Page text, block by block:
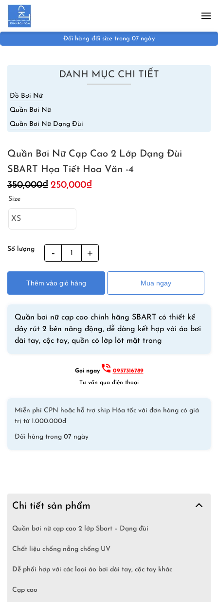
Skip to main content
Đổi hàng đổi size trong 07 ngày
DANH MỤC CHI TIẾT
Đồ Bơi Nữ
Quần Bơi Nữ
Quần Bơi Nữ Dạng Đùi
Quần Bơi Nữ Cạp Cao 2 Lớp Dạng Đùi
SBART Họa Tiết Hoa Văn -4
350,000₫ Giá
250,000₫Giá
Size
Số lượng
Bơi
Nữ
Cạp
Cao
Lớp
Dạng
Đùi
-4
số
lượng
Thêm vào giỏ hàng Mua ngay
Quần bơi nữ cạp cao chính hãng SBART có thiết kế
dây rút 2 bên năng động, dễ dàng kết hợp với áo bơi
dài tay, cộc tay, quần có lớp lót mặt trong
Gọi ngay
0937316789
Tư vấn qua điện thoại
Miễn phí CPN hoặc hỗ trợ ship Hỏa tốc với đơn hàng có giá
trị từ 1.000.000đ
Đổi hàng trong 07 ngày
Chi tiết sản phẩm
Quần bơi nữ cạp cao 2 lớp Sbart – Dạng đùi
Chất liệu chống nắng chống UV
Dễ phối hợp với các loại áo bơi dài tay, cộc tay khác
Cạp cao